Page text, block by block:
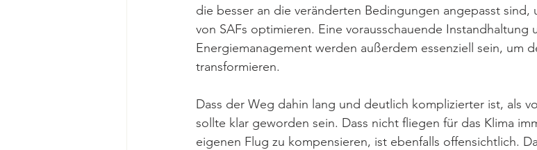
die besser an die veränderten Bedingungen angepasst
von SAFs optimieren. Eine vorausschauende Instandhaltung
Energiemanagement werden außerdem essenziell sein, um
transformieren.
Dass der Weg dahin lang und deutlich komplizierter ist, als
sollte klar geworden sein. Dass nicht fliegen für das Klima
eigenen Flug zu kompensieren, ist ebenfalls offensichtlich.